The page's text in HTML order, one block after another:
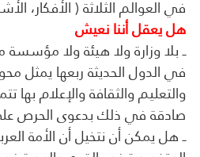
في العوالم الثلاثة ( الأفكار،
هل يعقل أننا نعيش
ــ بلا وزارة ولا هيئة ولا
في الدول الحديثة ربعها يمثل
والتعليم والثقافة والإعلام
صادقة في ذلك بدعوى الحرص
ــ هل يمكن أن نتخيل أن الأمة